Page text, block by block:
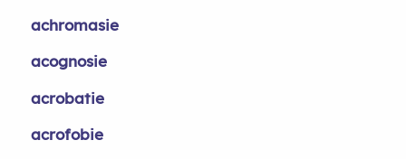
achromasie
acognosie
acrobatie
acrofobie